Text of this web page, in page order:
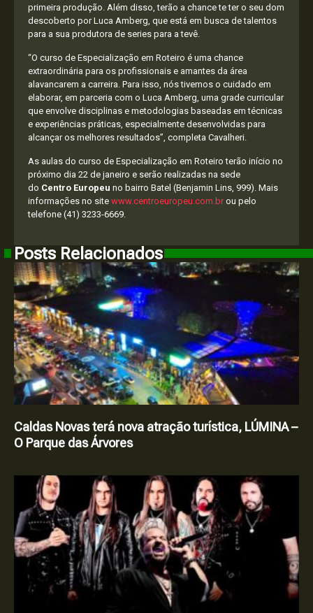
primeira produção. Além disso, terão a chance te ter o seu dom
descoberto por Luca Amberg, que está em busca de talentos
para a sua produtora de series para a tevê.
“O curso de Especialização em Roteiro é uma chance
extraordinária para os profissionais e amantes da área
alavancarem a carreira. Para isso, nós tivemos o cuidado em
elaborar, em parceria com o Luca Amberg, uma grade curricular
que envolve disciplinas e metodologias baseadas em técnicas
e experiências práticas, especialmente desenvolvidas para
alcançar os melhores resultados”, completa Cavalheri.
As aulas do curso de Especialização em Roteiro terão início no
próximo dia 22 de janeiro e serão realizadas na sede
do Centro Europeu no bairro Batel (Benjamin Lins, 999). Mais
informações no site www.centroeuropeu.com.brou pelo
telefone (41) 3233-6669.
Posts Relacionados
Caldas Novas terá nova atração turística, LÚMINA –
O Parque das Árvores